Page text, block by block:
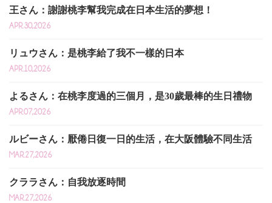
王さん：謝謝桃李幫我完成在日本生活的夢想！
APR.30,2026
リュウさん：是桃李給了我不一樣的日本
APR.10,2026
よるさん：在桃李度過的三個月，是30歲最棒的生日禮物
APR.07,2026
ルビーさん：厭倦日復一日的生活，在大阪體驗不同生活
MAR.27,2026
クララさん：自我放逐時間
MAR.27,2026